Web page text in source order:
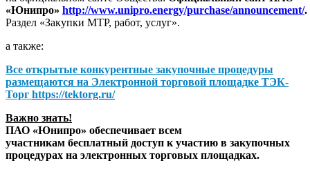
«Юнипро» http://www.unipro.energy/purchase/announcement/.
Раздел «Закупки МТР, работ, услуг».
а также:
Все открытые конкурентные закупочные процедуры
размещаются на Электронной торговой площадке ТЭК-
Торг https://tektorg.ru/
Важно знать!
ПАО «Юнипро» обеспечивает всем
участникам бесплатный доступ к участию в закупочных
процедурах на электронных торговых площадках.